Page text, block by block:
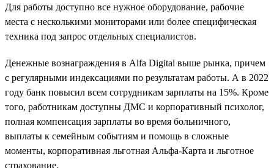
Для работы доступно все нужное оборудование, рабочие
места с несколькими мониторами или более специфическая
техника под запрос отдельных специалистов.
Денежные вознаграждения в Alfa Digital выше рынка, причем
с регулярными индексациями по результатам работы. А в 2022
году банк повысил всем сотрудникам зарплаты на 15%. Кроме
того, работникам доступны ДМС и корпоративный психолог,
полная компенсация зарплаты во время больничного,
выплаты к семейным событиям и помощь в сложные
моменты, корпоративная льготная Альфа-Карта и льготное
страхование.